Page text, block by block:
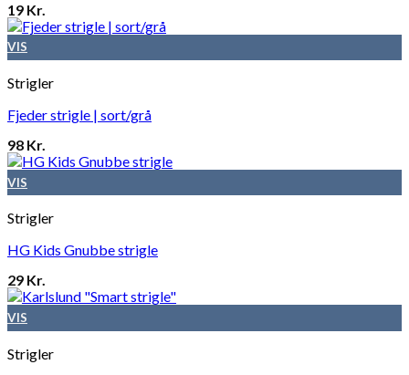
19 Kr.
VIS
Strigler
Fjeder strigle | sort/grå
98 Kr.
VIS
Strigler
HG Kids Gnubbe strigle
29 Kr.
VIS
Strigler